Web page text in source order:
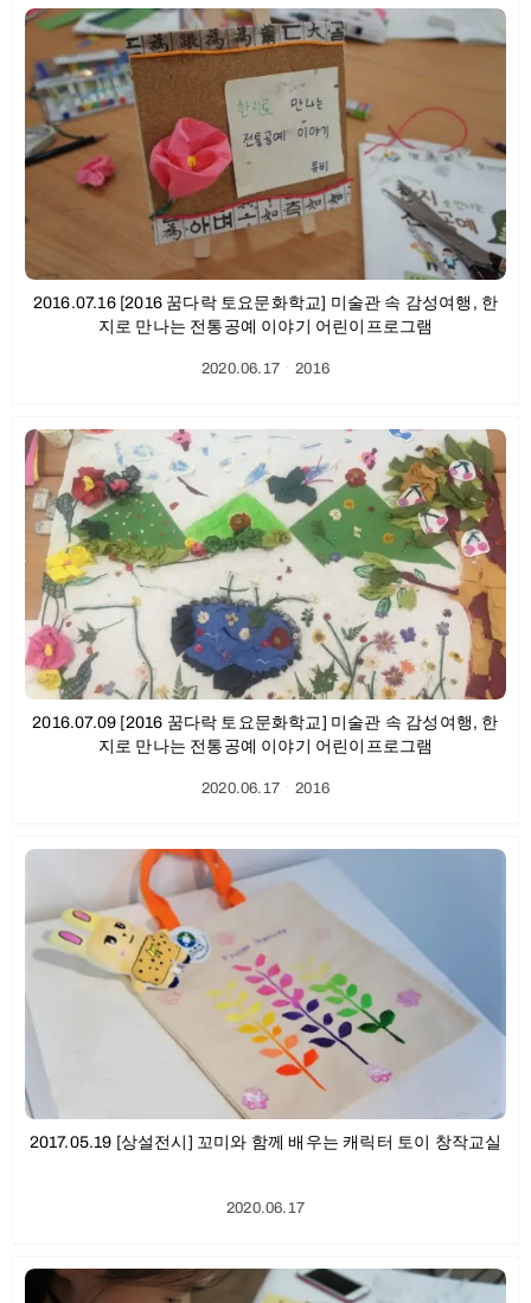
2016.07.16 [2016 꿈다락 토요문화학교] 미술관 속 감성여행, 한
지로 만나는 전통공예 이야기 어린이프로그램
2020.06.17ㆍ2016
2016.07.09 [2016 꿈다락 토요문화학교] 미술관 속 감성여행, 한
지로 만나는 전통공예 이야기 어린이프로그램
2020.06.17ㆍ2016
2017.05.19 [상설전시] 꼬미와 함께 배우는 캐릭터 토이 창작교실
2020.06.17